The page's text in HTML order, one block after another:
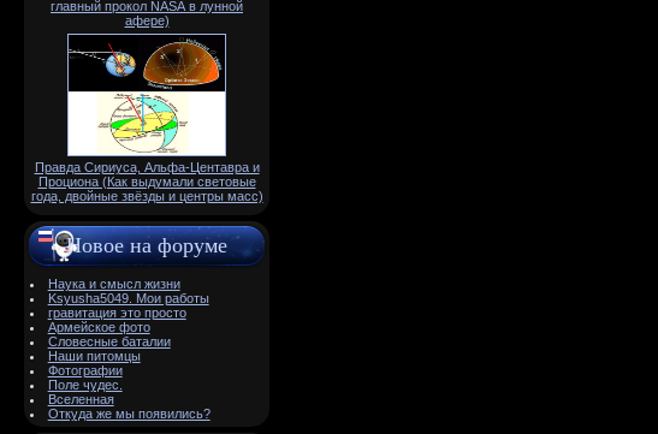
главный прокол NАSА в лунной
афере)
Правда Сириуса, Альфа-Центавра и
Проциона (Как выдумали световые
года, двойные звёзды и центры масс)
Новое на форуме
Наука и смысл жизни
Ksyusha5049. Мои работы
гравитация это просто
Армейское фото
Словесные баталии
Наши питомцы
Фотографии
Поле чудес.
Вселенная
Откуда же мы появились?